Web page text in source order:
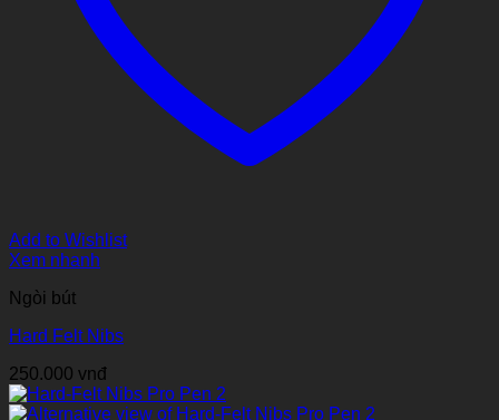
Add to Wishlist
Xem nhanh
Ngòi bút
Hard Felt Nibs
250.000 vnđ